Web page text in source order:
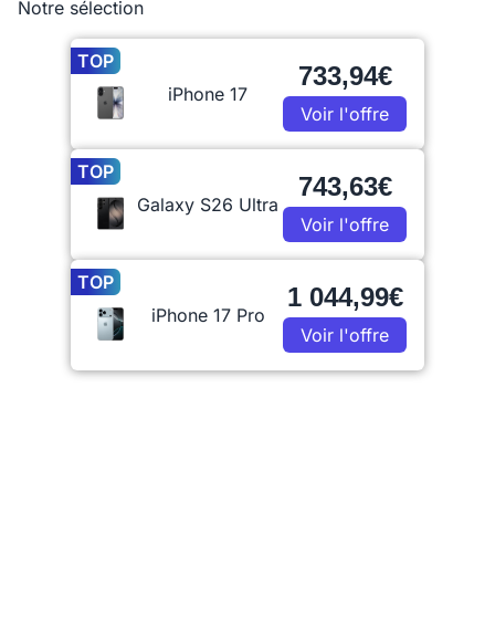
Notre sélection
TOP
iPhone 17
733,94€
Voir l'offre
TOP
Galaxy S26 Ultra
743,63€
Voir l'offre
TOP
iPhone 17 Pro
1 044,99€
Voir l'offre